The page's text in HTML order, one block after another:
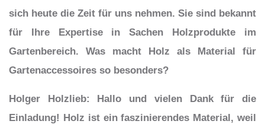
sich heute die Zeit für uns nehmen. Sie sind bekannt
für Ihre Expertise in Sachen Holzprodukte im
Gartenbereich. Was macht Holz als Material für
Gartenaccessoires so besonders?
Holger Holzlieb: Hallo und vielen Dank für die
Einladung! Holz ist ein faszinierendes Material, weil